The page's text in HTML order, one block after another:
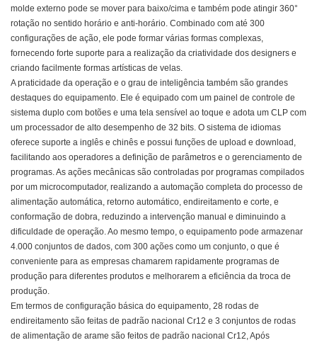
molde externo pode se mover para baixo/cima e também pode atingir 360°
rotação no sentido horário e anti-horário. Combinado com até 300
configurações de ação, ele pode formar várias formas complexas,
fornecendo forte suporte para a realização da criatividade dos designers e
criando facilmente formas artísticas de velas.
A praticidade da operação e o grau de inteligência também são grandes
destaques do equipamento. Ele é equipado com um painel de controle de
sistema duplo com botões e uma tela sensível ao toque e adota um CLP com
um processador de alto desempenho de 32 bits. O sistema de idiomas
oferece suporte a inglês e chinês e possui funções de upload e download,
facilitando aos operadores a definição de parâmetros e o gerenciamento de
programas. As ações mecânicas são controladas por programas compilados
por um microcomputador, realizando a automação completa do processo de
alimentação automática, retorno automático, endireitamento e corte, e
conformação de dobra, reduzindo a intervenção manual e diminuindo a
dificuldade de operação. Ao mesmo tempo, o equipamento pode armazenar
4.000 conjuntos de dados, com 300 ações como um conjunto, o que é
conveniente para as empresas chamarem rapidamente programas de
produção para diferentes produtos e melhorarem a eficiência da troca de
produção.
Em termos de configuração básica do equipamento, 28 rodas de
endireitamento são feitas de padrão nacional Cr12 e 3 conjuntos de rodas
de alimentação de arame são feitos de padrão nacional Cr12, Após